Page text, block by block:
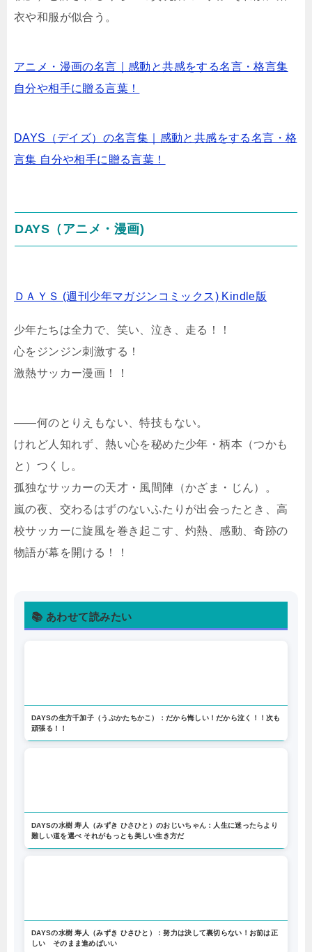
衣や和服が似合う。
アニメ・漫画の名言｜感動と共感をする名言・格言集
自分や相手に贈る言葉！
DAYS（デイズ）の名言集｜感動と共感をする名言・格
言集 自分や相手に贈る言葉！
DAYS（アニメ・漫画)
ＤＡＹＳ (週刊少年マガジンコミックス) Kindle版
少年たちは全力で、笑い、泣き、走る！！
心をジンジン刺激する！
激熱サッカー漫画！！
――何のとりえもない、特技もない。
けれど人知れず、熱い心を秘めた少年・柄本（つかも
と）つくし。
孤独なサッカーの天才・風間陣（かざま・じん）。
嵐の夜、交わるはずのないふたりが出会ったとき、高
校サッカーに旋風を巻き起こす、灼熱、感動、奇跡の
物語が幕を開ける！！
📚 あわせて読みたい
DAYSの生方千加子（うぶかたちかこ）：だから悔しい！だから泣く！！次も
頑張る！！
DAYSの水樹 寿人（みずき ひさひと）のおじいちゃん：人生に迷ったらより
難しい道を選べ それがもっとも美しい生き方だ
DAYSの水樹 寿人（みずき ひさひと）：努力は決して裏切らない！お前は正
しい そのまま進めばいい